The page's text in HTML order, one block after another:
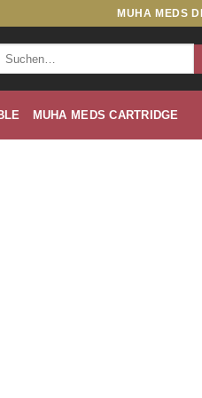
MUHA MEDS
MUHA MEDS CARTRIDGE